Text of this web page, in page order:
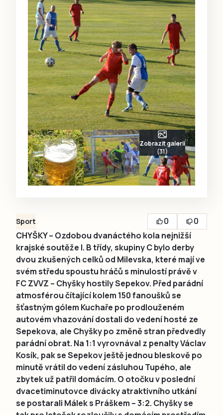
Zobrazit galerii
(31)
Sport 0
0
CHYŠKY – Ozdobou dvanáctého kola nejnižší
krajské soutěže I. B třídy, skupiny C bylo derby
dvou zkušených celků od Milevska, které mají ve
svém středu spoustu hráčů s minulostí právě v
FC ZVVZ – Chyšky hostily Sepekov. Před parádní
atmosférou čítající kolem 150 fanoušků se
šťastným gólem Kuchaře po prodlouženém
autovém vhazování dostali do vedení hosté ze
Sepekova, ale Chyšky po změně stran předvedly
parádní obrat. Na 1:1 vyrovnával z penalty Václav
Kosík, pak se Sepekov ještě jednou bleskově po
minutě vrátil do vedení zásluhou Tupého, ale
zbytek už patřil domácím. O otočku v poslední
dvacetiminutovce divácky atraktivního utkání
se postarali Málek s Práškem – 3:2. Chyšky se